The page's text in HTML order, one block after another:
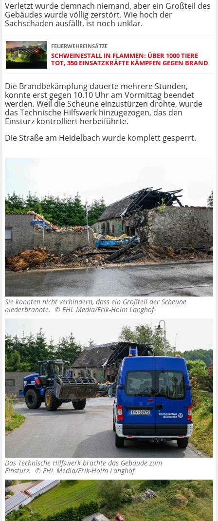
Verletzt wurde demnach niemand, aber ein Großteil des
Gebäudes wurde völlig zerstört. Wie hoch der
Sachschaden ausfällt, ist noch unklar.
FEUERWEHREINSÄTZE
SCHWEINESTALL IN FLAMMEN: ÜBER 1000 TIERE
TOT, 350 EINSATZKRÄFTE KÄMPFEN GEGEN BRAND
Die Brandbekämpfung dauerte mehrere Stunden,
konnte erst gegen 10.10 Uhr am Vormittag beendet
werden. Weil die Scheune einzustürzen drohte, wurde
das Technische Hilfswerk hinzugezogen, das den
Einsturz kontrolliert herbeiführte.
Die Straße am Heidelbach wurde komplett gesperrt.
Sie konnten nicht verhindern, dass ein Großteil der Scheune
niederbrannte. © EHL Media/Erik-Holm Langhof
Das Technische Hilfswerk brachte das Gebäude zum
Einsturz. © EHL Media/Erik-Holm Langhof